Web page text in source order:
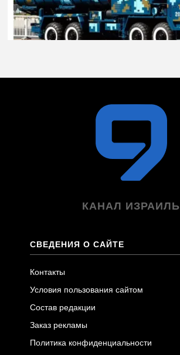
КАНАЛ ИЗРАИЛЬ
СВЕДЕНИЯ О САЙТЕ
Контакты
Условия пользования сайтом
Состав редакции
Заказ рекламы
Политика конфиденциальности